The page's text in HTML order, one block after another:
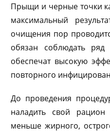
Прыщи и черные точки
максимальный
очищения пор
обязан соблюдать ряд
обеспечат высокую
повторного
До проведения
наладить свой рацион
меньше жирного,